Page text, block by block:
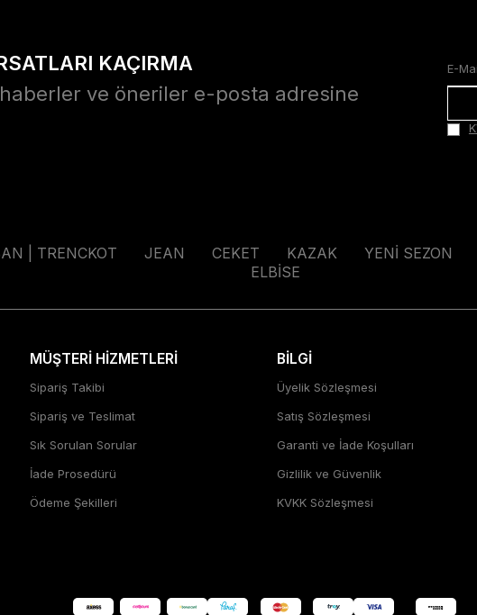
KAÇIRMA
ve öneriler e-posta adresine
| TRENCKOT JEAN CEKET KAZAK YENİ SEZON
ELBİSE
MÜŞTERİ HİZMETLERİ
Sipariş Takibi
Sipariş ve Teslimat
Sık Sorulan Sorular
İade Prosedürü
Ödeme Şekilleri
BİLGİ
Üyelik Sözleşmesi
Satış Sözleşmesi
Garanti ve İade Koşulları
Gizlilik ve Güvenlik
KVKK Sözleşmesi